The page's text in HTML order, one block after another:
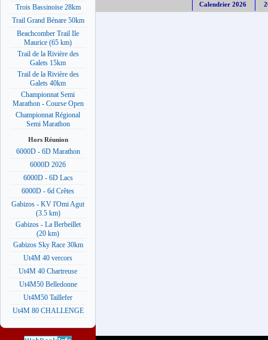
Trois Bassinoise 28km
Trail Grand Bénare 50km
Beachcomber Trail Ile
Maurice (65 km)
Trail de la Rivière des
Galets 15km
Trail de la Rivière des
Galets 40km
Championnat Semi
Marathon - Course Open
Championnat Régional
Semi Marathon
Hors Réunion
6000D - 6D Marathon
6000D 2026
6000D - 6D Lacs
6000D - 6d Crêtes
Gabizos - KV l'Omi Agut
(3.5 km)
Gabizos - La Berbeillet
(20 km)
Gabizos Sky Race 30km
Ut4M 40 vercors
Ut4M 40 Chartreuse
Ut4M50 Belledonne
Ut4M50 Taillefer
Ut4M 80 CHALLENGE
Calendrier 2026